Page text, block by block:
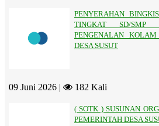
PENYERAHAN
TINGKAT SD/SMP
PENGENALAN
DESA SUSUT
09 Juni 2026 | 182 Kali
( SOTK ) SUSUNAN
PEMERINTAH DESA